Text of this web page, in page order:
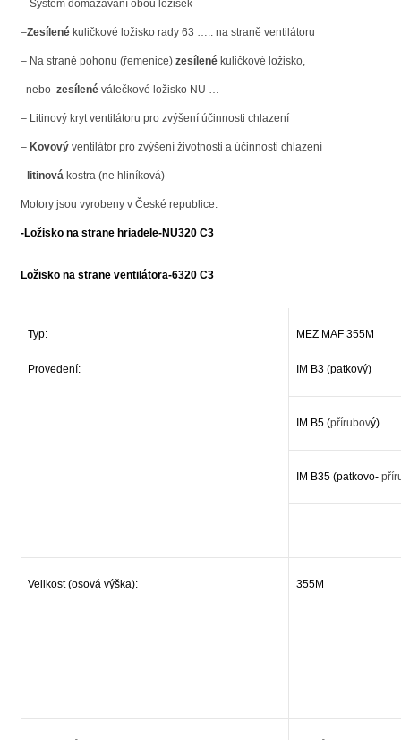
– Systém domazávání obou ložisek
–Zesílené kuličkové ložisko rady 63 ….. na straně ventilátoru
– Na straně pohonu (řemenice) zesílené kuličkové ložisko,
nebo zesílené válečkové ložisko NU …
– Litinový kryt ventilátoru pro zvýšení účinnosti chlazení
– Kovový ventilátor pro zvýšení životnosti a účinnosti chlazení
–litinová kostra (ne hliníková)
Motory jsou vyrobeny v České republice.
-Ložisko na strane hriadele-NU320 C3
Ložisko na strane ventilátora-6320 C3
Typ:
Provedení:
MEZ MAF 355M
IM B3 (patkový)
IM B5 (přírubový)
IM B35 (patkovo-
Velikost (osová výška): 355M